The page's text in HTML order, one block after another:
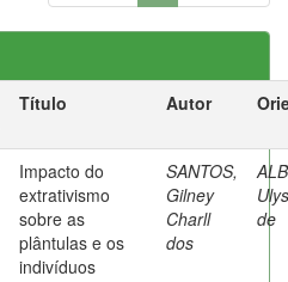
Título Autor
Impacto do
extrativismo
sobre as
plântulas e os
indivíduos
SANTOS,
Gilney
Charll
dos
de